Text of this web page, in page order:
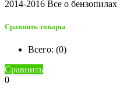
2014-2016 Все о бензопилах
Сравнить товары
Всего: (0)
Сравнить
0